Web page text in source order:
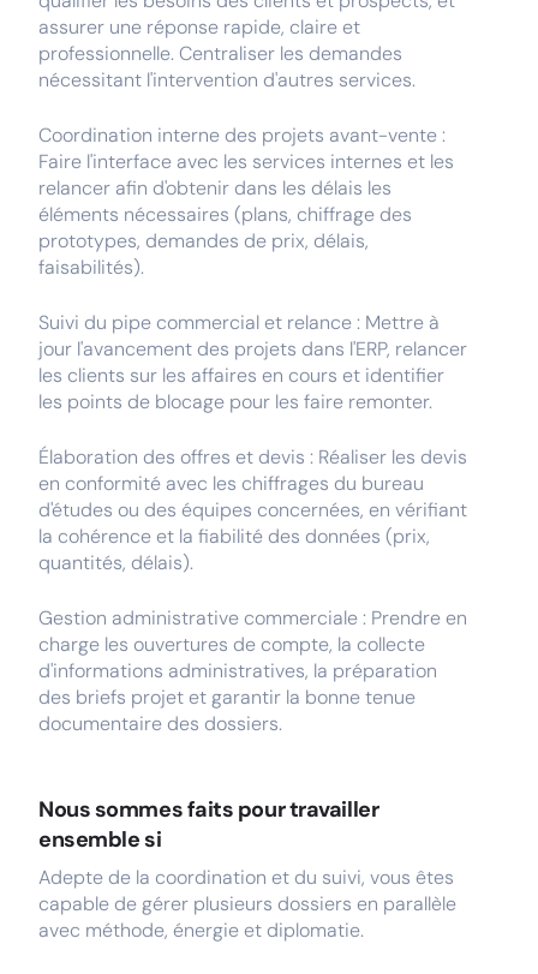
assurer une réponse rapide, claire et
professionnelle. Centraliser les demandes
nécessitant l'intervention d'autres services.
Coordination interne des projets avant-vente :
Faire l'interface avec les services internes et les
relancer afin d'obtenir dans les délais les
éléments nécessaires (plans, chiffrage des
prototypes, demandes de prix, délais,
faisabilités).
Suivi du pipe commercial et relance : Mettre à
jour l'avancement des projets dans l'ERP, relancer
les clients sur les affaires en cours et identifier
les points de blocage pour les faire remonter.
Élaboration des offres et devis : Réaliser les devis
en conformité avec les chiffrages du bureau
d'études ou des équipes concernées, en vérifiant
la cohérence et la fiabilité des données (prix,
quantités, délais).
Gestion administrative commerciale : Prendre en
charge les ouvertures de compte, la collecte
d'informations administratives, la préparation
des briefs projet et garantir la bonne tenue
documentaire des dossiers.
Nous sommes faits pour travailler
ensemble si
Adepte de la coordination et du suivi, vous êtes
capable de gérer plusieurs dossiers en parallèle
avec méthode, énergie et diplomatie.